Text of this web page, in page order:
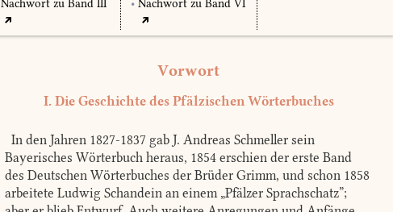
Nachwort zu Band III • Nachwort zu Band VI
Vorwort
I. Die Geschichte des Pfälzischen Wörterbuches
In den Jahren 1827-1837 gab J. Andreas Schmeller sein
Bayerisches Wörterbuch heraus, 1854 erschien der erste Band
des Deutschen Wörterbuches der Brüder Grimm, und schon 1858
arbeitete Ludwig Schandein an einem „Pfälzer Sprachschatz”;